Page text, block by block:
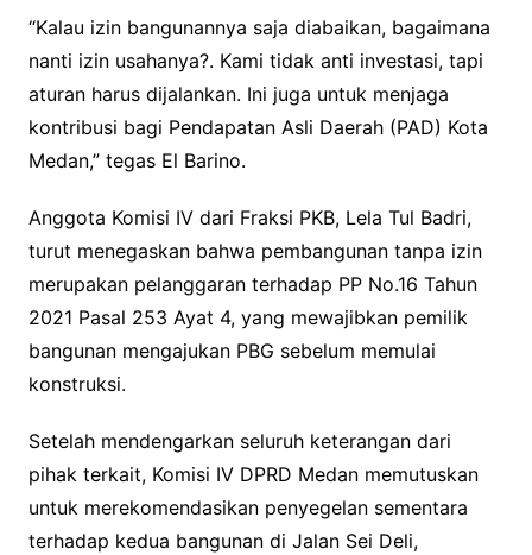
“Kalau izin bangunannya saja diabaikan, bagaimana
nanti izin usahanya?. Kami tidak anti investasi, tapi
aturan harus dijalankan. Ini juga untuk menjaga
kontribusi bagi Pendapatan Asli Daerah (PAD) Kota
Medan,” tegas El Barino.
Anggota Komisi IV dari Fraksi PKB, Lela Tul Badri,
turut menegaskan bahwa pembangunan tanpa izin
merupakan pelanggaran terhadap PP No.16 Tahun
2021 Pasal 253 Ayat 4, yang mewajibkan pemilik
bangunan mengajukan PBG sebelum memulai
konstruksi.
Setelah mendengarkan seluruh keterangan dari
pihak terkait, Komisi IV DPRD Medan memutuskan
untuk merekomendasikan penyegelan sementara
terhadap kedua bangunan di Jalan Sei Deli,